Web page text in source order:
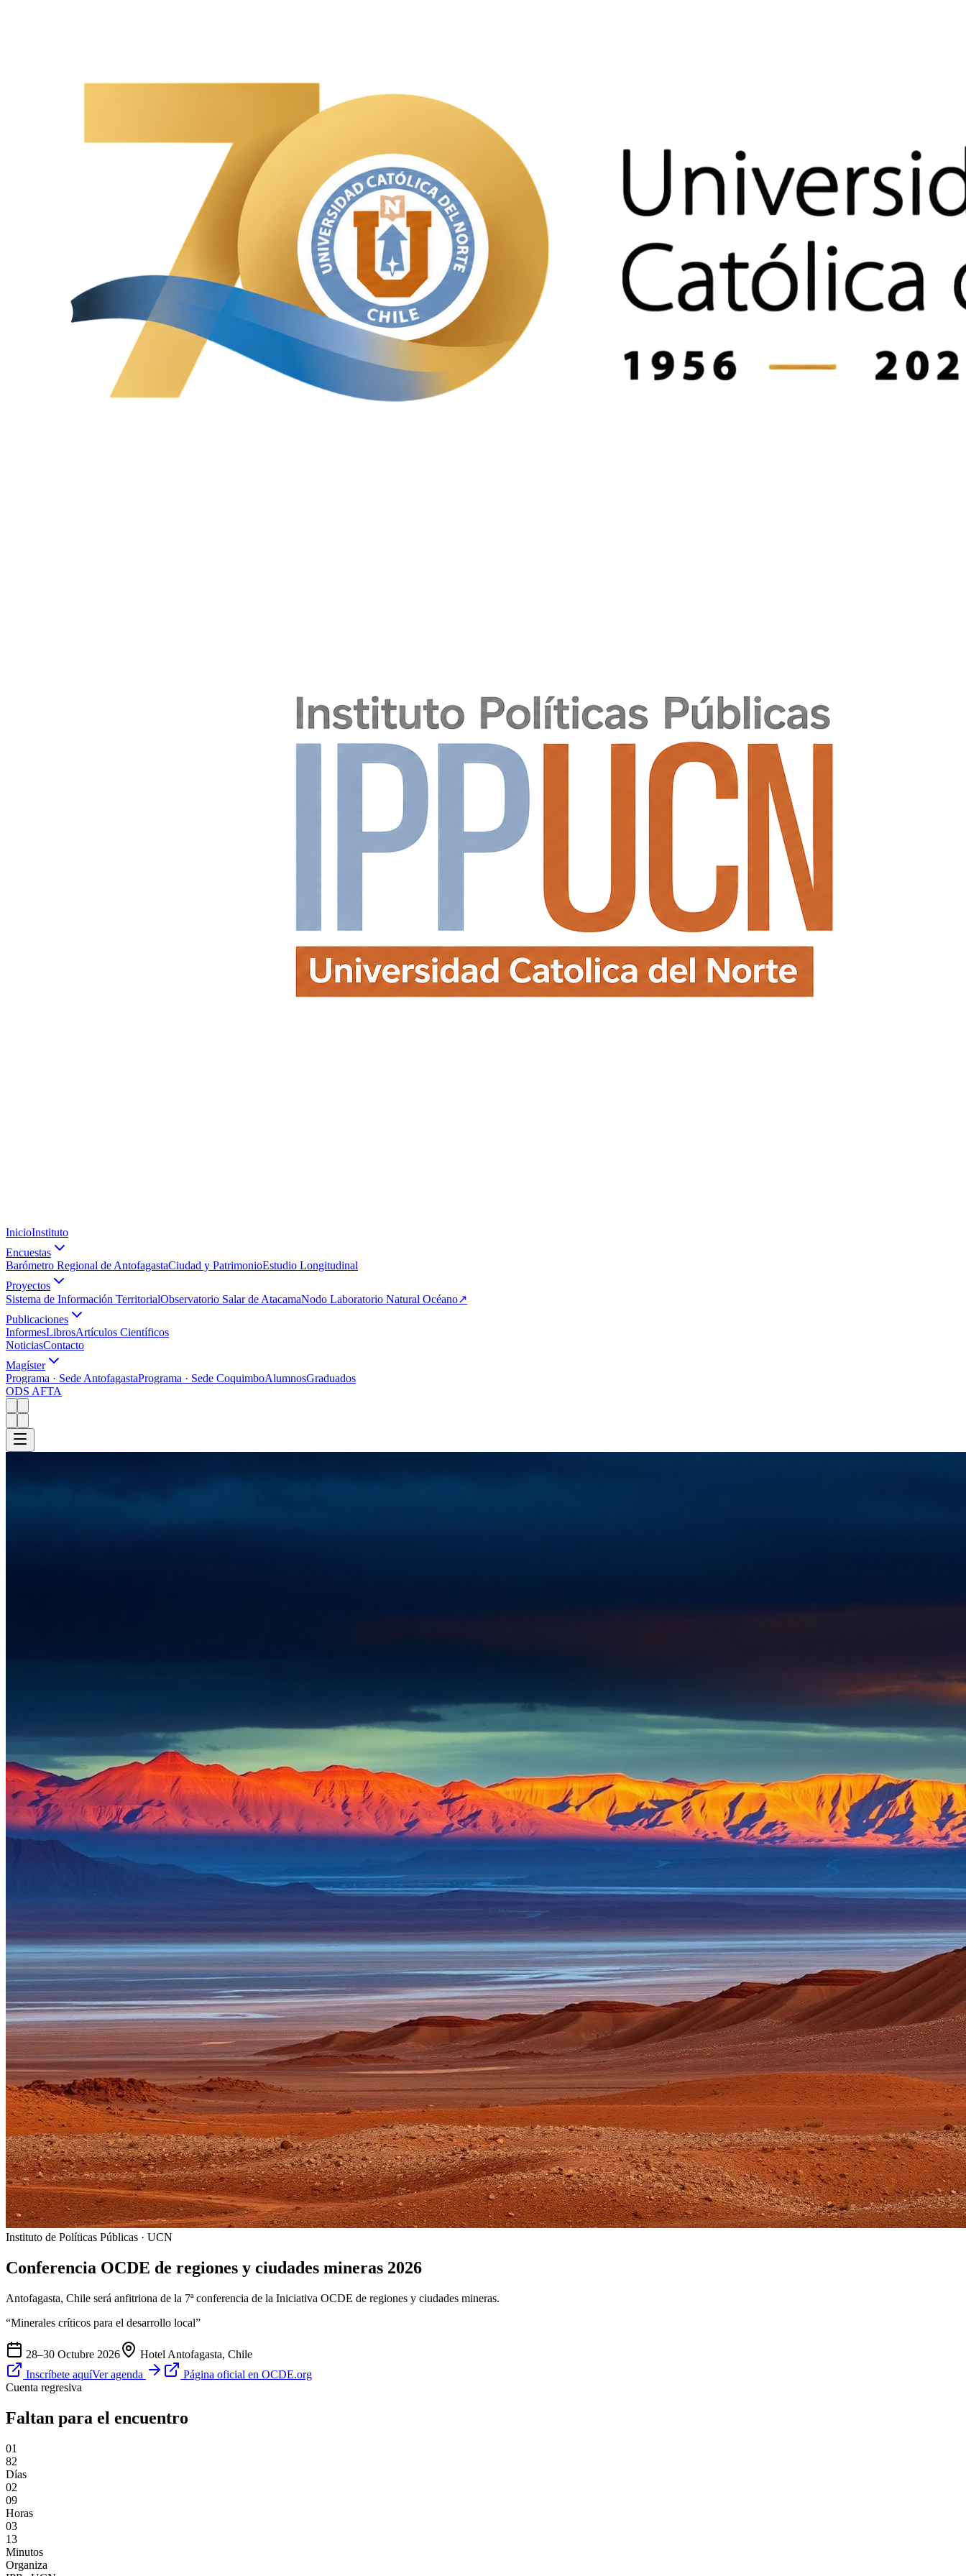
InicioInstituto
Encuestas
Barómetro Regional de AntofagastaCiudad y PatrimonioEstudio Longitudinal
Proyectos
Sistema de Información TerritorialObservatorio Salar de AtacamaNodo Laboratorio Natural Océano↗
Publicaciones
InformesLibrosArtículos Científicos
NoticiasContacto
Magíster
Programa · Sede AntofagastaPrograma · Sede CoquimboAlumnosGraduados
ODS AFTA
Instituto de Políticas Públicas · UCN
Conferencia OCDE de regiones y ciudades mineras 2026
Antofagasta, Chile será anfitriona de la 7ª conferencia de la Iniciativa OCDE de regiones y ciudades mineras.
“Minerales críticos para el desarrollo local”
28–30 Octubre 2026
Hotel Antofagasta, Chile
Inscríbete aquíVer agenda
Página oficial en OCDE.org
Cuenta regresiva
Faltan para el encuentro
01
82
Días
02
09
Horas
03
13
Minutos
Organiza